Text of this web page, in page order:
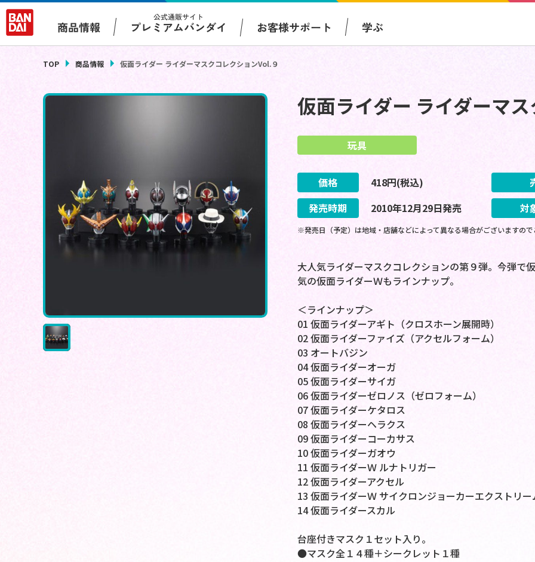
商品情報
公式通販サイト
プレミアムバンダイ お客様サポート 学ぶ
TOP 商品情報 仮面ライダー ライダーマスクコレクションVol.９
仮面ライダー ライダーマ
玩具
価格 418円(税込)
発売時期
2010年12月29日発売 対
※発売日（予定）は地域・店舗などによって異なる場合がございますの
大人気ライダーマスクコレクションの第９弾。今弾で
気の仮面ライダーＷもラインナップ。
＜ラインナップ＞
01 仮面ライダーアギト（クロスホーン展開時）
02 仮面ライダーファイズ（アクセルフォーム）
03 オートバジン
04 仮面ライダーオーガ
05 仮面ライダーサイガ
06 仮面ライダーゼロノス（ゼロフォーム）
07 仮面ライダーケタロス
08 仮面ライダーヘラクス
09 仮面ライダーコーカサス
10 仮面ライダーガオウ
11 仮面ライダーＷ ルナトリガー
12 仮面ライダーアクセル
13 仮面ライダーＷ サイクロンジョーカーエクストリー
14 仮面ライダースカル
台座付きマスク１セット入り。
●マスク全１４種＋シークレット１種